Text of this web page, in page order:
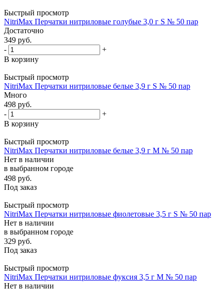
Быстрый просмотр
NitriMax Перчатки нитриловые голубые 3,0 г S № 50 пар
Достаточно
349 руб.
-
+
В корзину
Быстрый просмотр
NitriMax Перчатки нитриловые белые 3,9 г S № 50 пар
Много
498 руб.
-
+
В корзину
Быстрый просмотр
NitriMax Перчатки нитриловые белые 3,9 г M № 50 пар
Нет в наличии
в выбранном городе
498 руб.
Под заказ
Быстрый просмотр
NitriMax Перчатки нитриловые фиолетовые 3,5 г S № 50 пар
Нет в наличии
в выбранном городе
329 руб.
Под заказ
Быстрый просмотр
NitriMax Перчатки нитриловые фуксия 3,5 г M № 50 пар
Нет в наличии